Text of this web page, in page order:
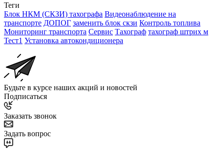
Теги
Блок НКМ (СКЗИ) тахографа Видеонаблюдение на
транспорте ДОПОГ заменить блок скзи Контроль топлива
Мониторинг транспорта Сервис Тахограф тахограф штрих м
Тест1 Установка автокондиционера
Будьте в курсе наших акций и новостей
Подписаться
Заказать звонок
Задать вопрос